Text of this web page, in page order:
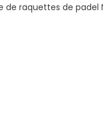
raquettes de padel